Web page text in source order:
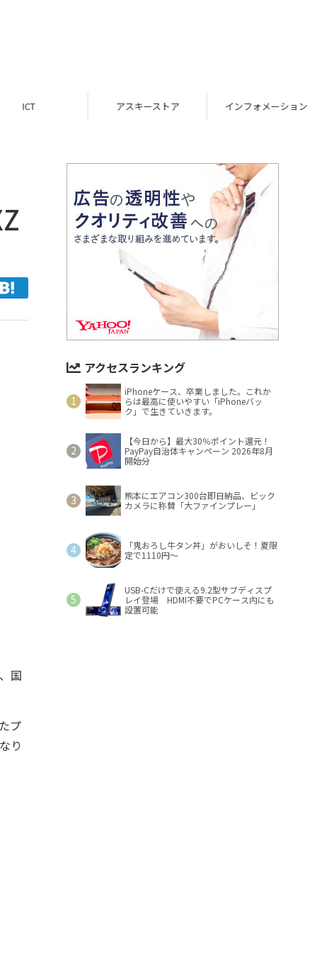
ICT アスキーストア インフォメーション
国
プ
り
アクセスランキング
iPhoneケース、卒業しました。これか
らは最高に使いやすい「iPhoneバッ
ク」で生きていきます。
【今日から】最大30％ポイント還元！
PayPay自治体キャンペーン 2026年8月
開始分
熊本にエアコン300台即日納品、ビック
カメラに称賛「大ファインプレー」
「鬼おろし牛タン丼」がおいしそ！夏限
定で1110円～
USB-Cだけで使える9.2型サブディスプ
レイ登場 HDMI不要でPCケース内にも
設置可能